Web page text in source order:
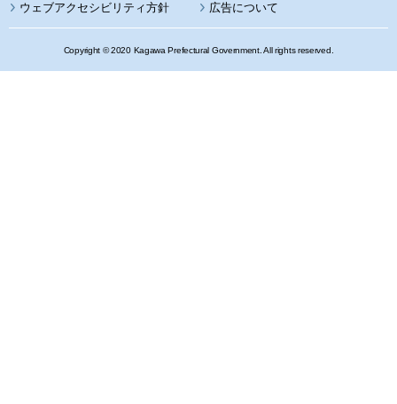
ウェブアクセシビリティ方針 広告について
Copyright © 2020 Kagawa Prefectural Government. All rights reserved.